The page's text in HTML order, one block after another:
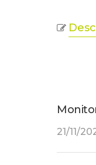
21/11/